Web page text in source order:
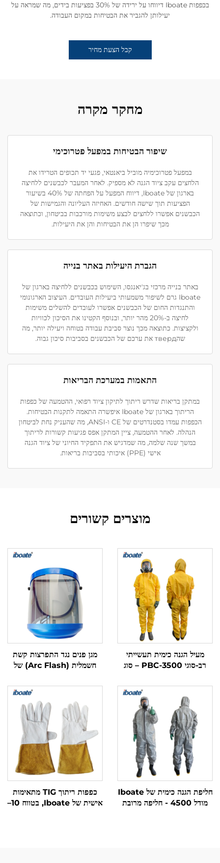
בכפפות Iboate דיווחו על ירידה של 30% בפציעות בידים, מה שמראה על
יעילותן להגביר את הבטיחות במקום העבודה.
קבל הצעת מחיר
מחקר מקרה
שיפור הבטיחות במפעל פטרוכימי
במפעל פטרוכימיה מוביל ביאנטאי, פגעי יד תכופים הטרידו את
הלחצים עקב ציוד הגנה לא מספיק. לאחר המעבר לכבשנים ללחיצה
בארגון של Iboate, דיווח המפעל על הפחתה של 40% בשיעור
הפציעות תוך שישה חודשים. האחיזה העליונה והגמישות של
הכבשנים אפשרו ללחצים לבצע משימות מורכבות בביטחון, וכתוצאה
מכך שיפרו הן את הבטיחות והן את היעילות.
הגברת היעילות באתר בנייה
באתר בנייה מרכזי בג'יאנגסו, השימוש בכבשנים ללחיצה בארגון של
Iboate גרם לשיפור משמעותי ביעילות העובדים. העיצוב הארגונומי
והתנגדות החום של הכבשנים אפשרו לעובדים להשלים משימות
לחיצה ב-20% מהר יותר, ובנוסף הקטינו את הסיכון לכוויות
ולקציצות. כתוצאה מכך נוצר סביבת עבודה בטוחה ויעילה יותר, מה
שהтверд את ערכם של הכבשנים בסביבות סיכון גבוה.
התאמות במערכת הבריאות
במתקן בריאות שדרש ריתוך לתיקון ציוד רפואי, ההטמעה של כפפות
הריתוך בארגון של Iboate איפשרה התאמה לתקנות הבטיחות.
הכפפות עמדו בסטנדרטים של CE ו-ANSI, מה שהעניק נחת לביטחון
הנהלה. לאחר ההטמעה, ציין המתקן אפס פגיעות קשורות לריתוך
במשך שנה שלמה, מה שמדגיש את התפקיד החיוני של ציוד הגנה
אישי (PPE) איכותי בסביבות בריאות.
מוצרים קשורים
מעיל הגנה כימית תעשייתי
רב-סוגי PBC-3500 – סוג
מסוכנות
מגן פנים נגד התפרצות קשת
חשמלית (Arc Flash) של
FCA8, עם הגנה
מולטיפונקציונלית מפני סיכונים
מרובים
חליפת הגנה כימית של Iboate
מודל 4500 - חליפה מרובת
כפפות ריתוך TIG מתאימות
אישית של Iboate, בטווח 10–